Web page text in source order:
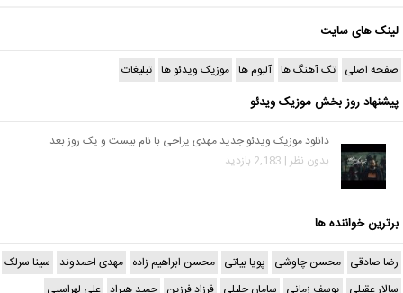
لینک های سایت
صفحه اصلی تک آهنگ ها آلبوم ها موزیک ویدئو ها تبلیغات
پیشنهاد روز بخش موزیک ویدئو
دانلود موزیک ویدئو جدید مهدی یراحی با نام بیست و یک روز بعد
بدون نظر | 2,183 بازدید
برترین خواننده ها
رضا صادقی محسن چاوشی پویا بیاتی محسن ابراهیم زاده مهدی احمدوند سینا سرلک